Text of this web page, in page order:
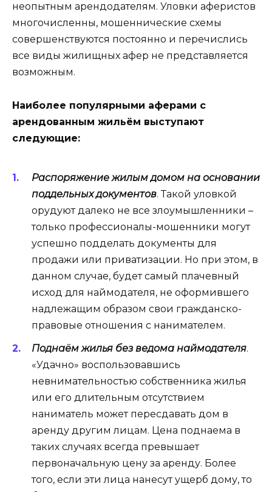
неопытным арендодателям. Уловки аферистов
многочисленны, мошеннические схемы
совершенствуются постоянно и перечислись
все виды жилищных афер не представляется
возможным.
Наиболее популярными аферами с
арендованным жильём выступают
следующие:
Распоряжение жилым домом на основании
поддельных документов. Такой уловкой
орудуют далеко не все злоумышленники –
только профессионалы-мошенники могут
успешно подделать документы для
продажи или приватизации. Но при этом, в
данном случае, будет самый плачевный
исход для наймодателя, не оформившего
надлежащим образом свои гражданско-
правовые отношения с нанимателем.
Поднаём жилья без ведома наймодателя.
«Удачно» воспользовавшись
невнимательностью собственника жилья
или его длительным отсутствием
наниматель может пересдавать дом в
аренду другим лицам. Цена поднаема в
таких случаях всегда превышает
первоначальную цену за аренду. Более
того, если эти лица нанесут ущерб дому, то